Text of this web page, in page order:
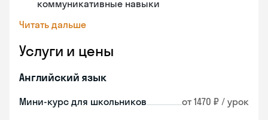
коммуникативные навыки
Читать дальше
Услуги и цены
Английский язык
Мини-курс для школьников от 1470 ₽ / урок